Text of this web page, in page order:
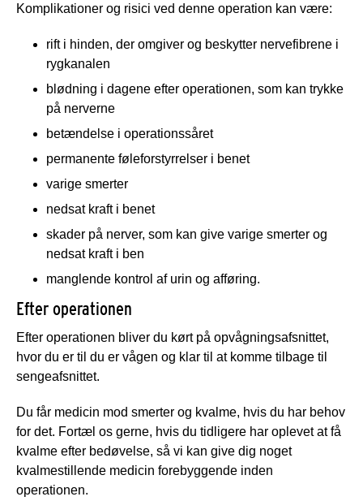
Komplikationer og risici ved denne operation kan være:
rift i hinden, der omgiver og beskytter nervefibrene i
rygkanalen
blødning i dagene efter operationen, som kan trykke
på nerverne
betændelse i operationssåret
permanente føleforstyrrelser i benet
varige smerter
nedsat kraft i benet
skader på nerver, som kan give varige smerter og
nedsat kraft i ben
manglende kontrol af urin og afføring.
Efter operationen
Efter operationen bliver du kørt på opvågningsafsnittet,
hvor du er til du er vågen og klar til at komme tilbage til
sengeafsnittet.
Du får medicin mod smerter og kvalme, hvis du har behov
for det. Fortæl os gerne, hvis du tidligere har oplevet at få
kvalme efter bedøvelse, så vi kan give dig noget
kvalmestillende medicin forebyggende inden
operationen.